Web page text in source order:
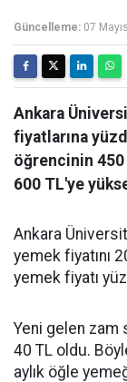
Güncelleme: 07
Ankara
fiyatlarına
öğrencinin 450
600 TL'ye
Ankara
yemek fiyatını
yemek fiyatı
Yeni gelen zam
40 TL oldu.
aylık öğle